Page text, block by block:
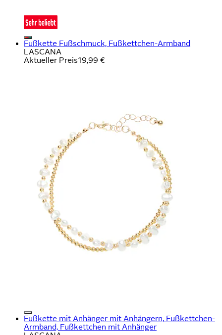
Fußkette Fußschmuck, Fußkettchen-Armband
LASCANA
Aktueller Preis19,99 €
Fußkette mit Anhänger mit Anhängern, Fußkettchen-
Armband, Fußkettchen mit Anhänger